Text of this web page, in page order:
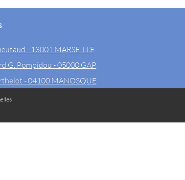
- 13001 MARSEILLE
G. Pompidou - 05000 GAP
- 04100 MANOSQUE